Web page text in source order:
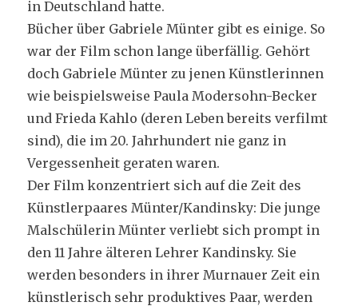
in Deutschland hatte.
Bücher über Gabriele Münter gibt es einige. So
war der Film schon lange überfällig. Gehört
doch Gabriele Münter zu jenen Künstlerinnen
wie beispielsweise Paula Modersohn-Becker
und Frieda Kahlo (deren Leben bereits verfilmt
sind), die im 20. Jahrhundert nie ganz in
Vergessenheit geraten waren.
Der Film konzentriert sich auf die Zeit des
Künstlerpaares Münter/Kandinsky: Die junge
Malschülerin Münter verliebt sich prompt in
den 11 Jahre älteren Lehrer Kandinsky. Sie
werden besonders in ihrer Murnauer Zeit ein
künstlerisch sehr produktives Paar, werden